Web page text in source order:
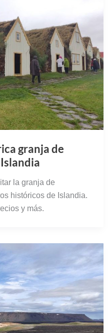
granja de
la granja de
históricos de Islandia.
y más.